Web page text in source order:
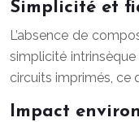
Simplicité et
L’absence de
simplicité
circuits imprimés, ce
Impact